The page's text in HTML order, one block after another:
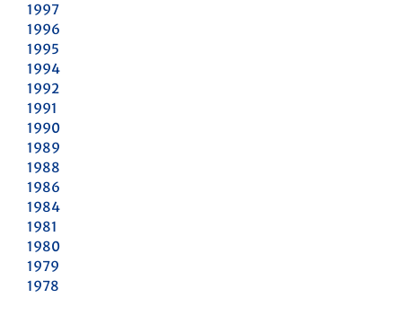
1997
1996
1995
1994
1992
1991
1990
1989
1988
1986
1984
1981
1980
1979
1978